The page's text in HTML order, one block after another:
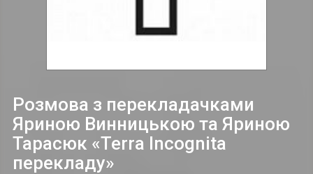
Розмова з перекладачками
Яриною Винницькою та Яриною
Тарасюк «Terra Incognita
перекладу»